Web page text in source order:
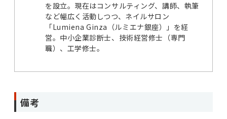
を設立。現在はコンサルティング、講師、執筆
など幅広く活動しつつ、ネイルサロン
「Lumiena Ginza（ルミエナ銀座）」を経
営。中小企業診断士、技術経営修士（専門
職）、工学修士。
備考